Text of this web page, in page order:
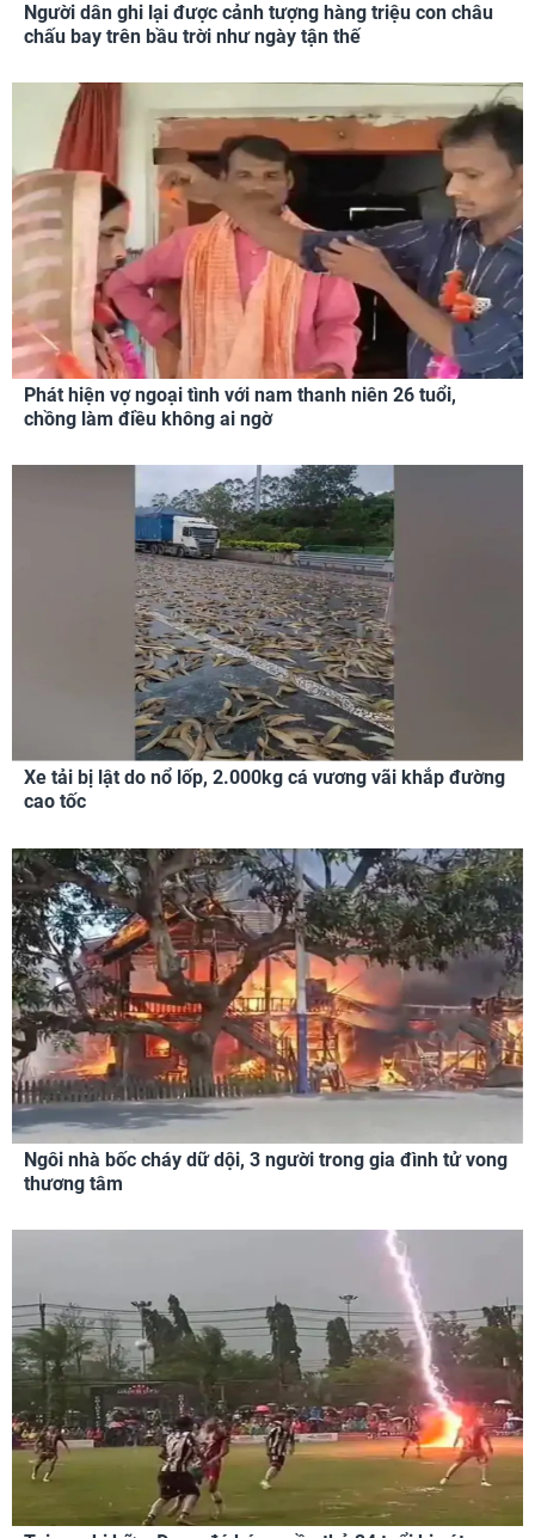
Người dân ghi lại được cảnh tượng hàng triệu con châu
chấu bay trên bầu trời như ngày tận thế
Phát hiện vợ ngoại tình với nam thanh niên 26 tuổi,
chồng làm điều không ai ngờ
Xe tải bị lật do nổ lốp, 2.000kg cá vương vãi khắp đường
cao tốc
Ngôi nhà bốc cháy dữ dội, 3 người trong gia đình tử vong
thương tâm